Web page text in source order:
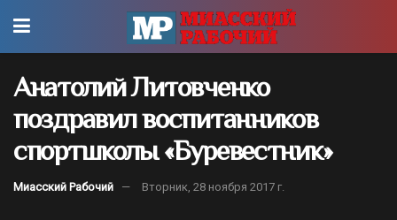
Анатолий Литовченко
поздравил воспитанников
спортшколы «Буревестник»
Миасский Рабочий Вторник, 28 ноября 2017 г.